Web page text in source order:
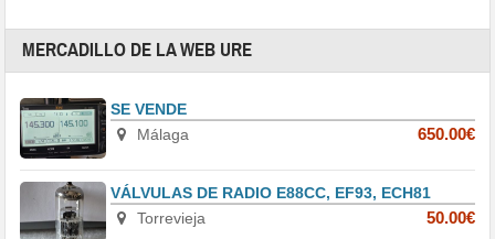
MERCADILLO DE LA WEB URE
SE VENDE
Málaga
650.00€
VÁLVULAS DE RADIO E88CC, EF93, ECH81
Torrevieja
50.00€